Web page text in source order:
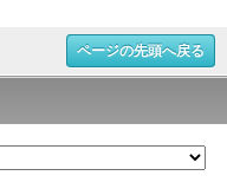
ページの先頭へ戻る